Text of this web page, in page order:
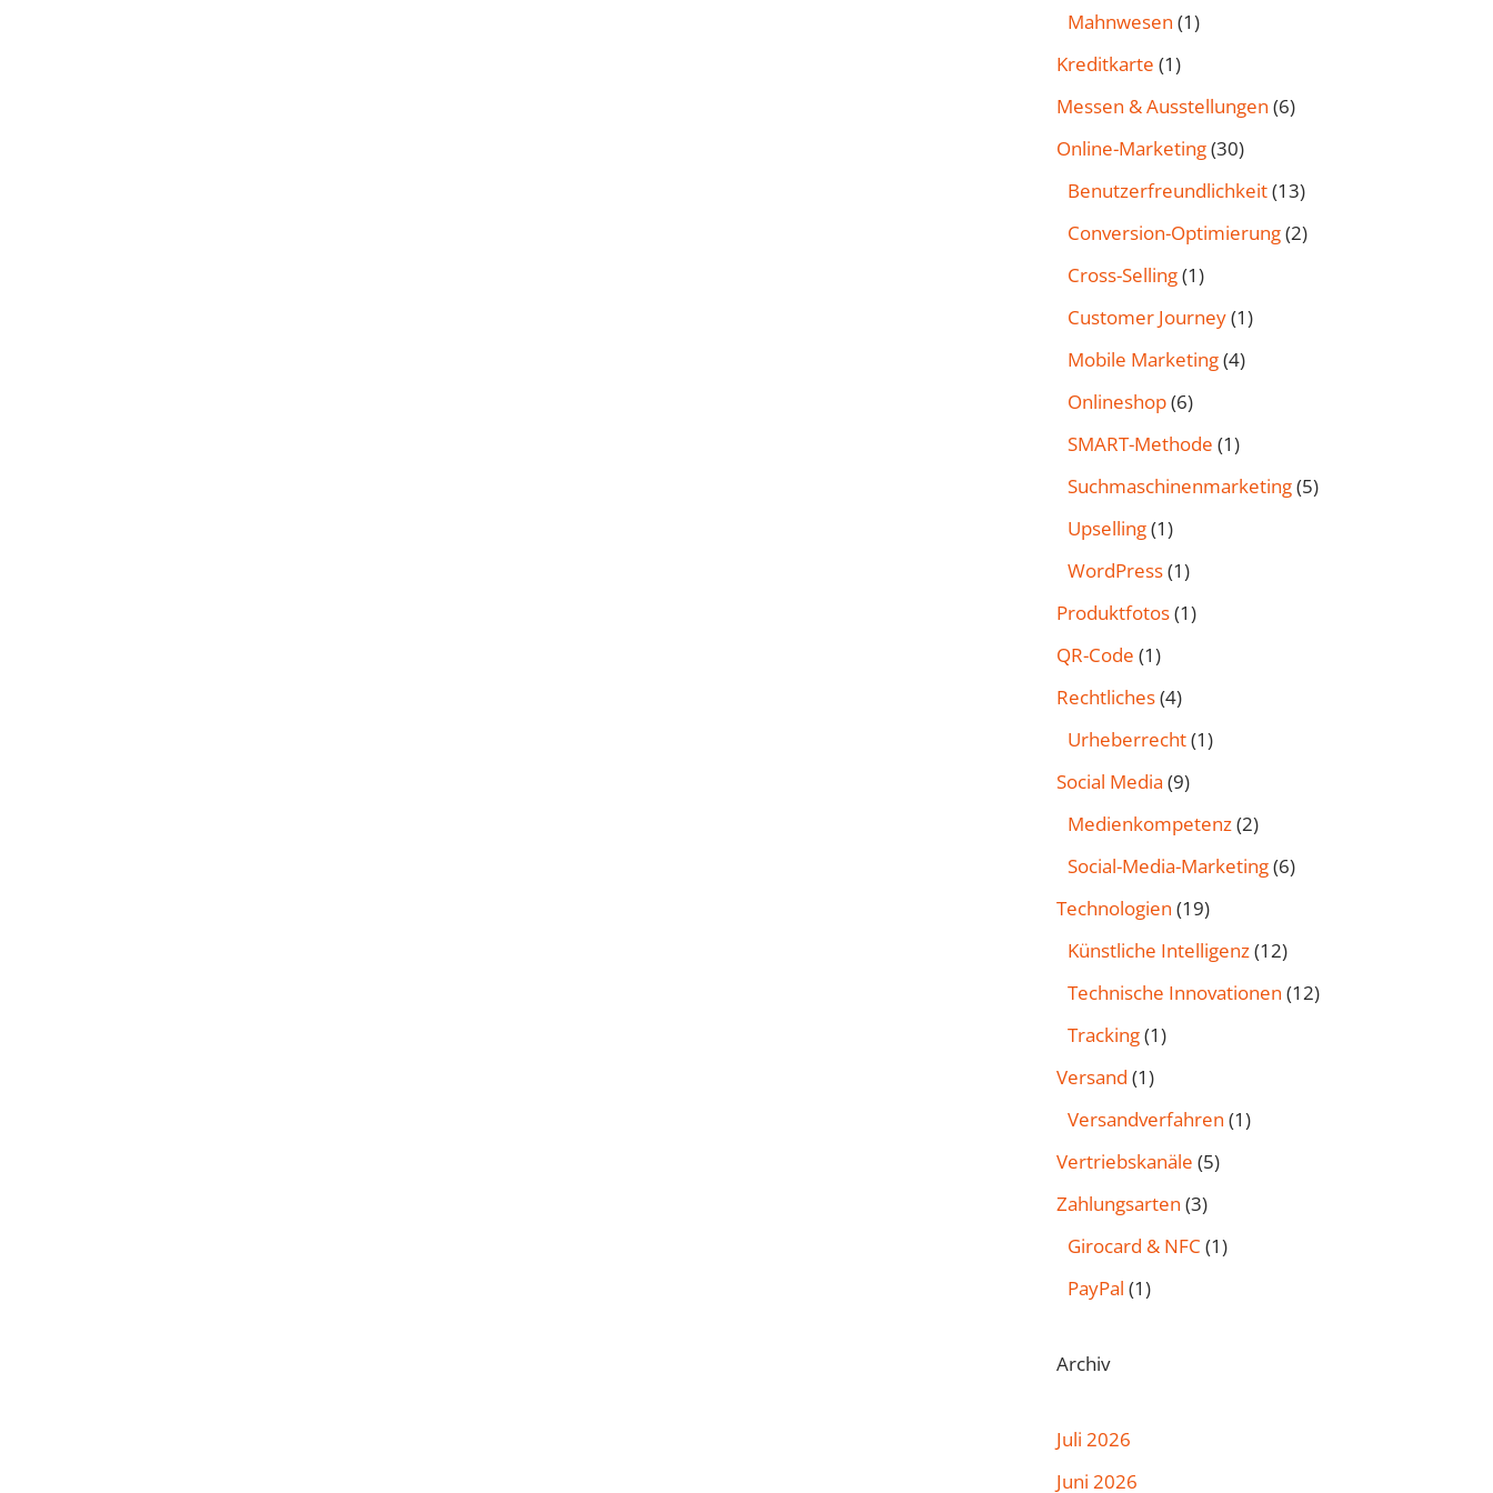
Mahnwesen (1)
Kreditkarte (1)
Messen & Ausstellungen (6)
Online-Marketing(30)
Benutzer­freund­lichkeit(13)
Conversion-Optimierung(2)
Cross-Selling(1)
Customer Journey(1)
Mobile Marketing(4)
Onlineshop(6)
SMART-Methode (1)
Such­maschinen­marketing(5)
Upselling(1)
WordPress(1)
Produktfotos(1)
QR-Code (1)
Rechtliches(4)
Urheberrecht(1)
Social Media (9)
Medienkompetenz(2)
Social-Media-Marketing(6)
Technologien (19)
Künstliche Intelligenz(12)
Technische Innovationen (12)
Tracking(1)
Versand (1)
Versandverfahren (1)
Vertriebskanäle (5)
Zahlungsarten (3)
Girocard & NFC (1)
PayPal (1)
Archiv
Juli 2026
Juni 2026